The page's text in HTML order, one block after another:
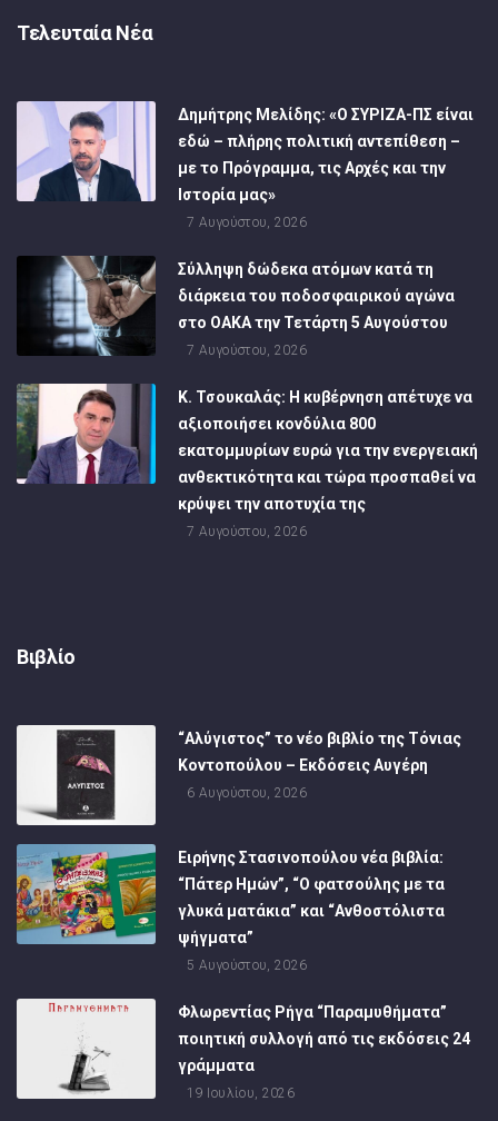
Τελευταία Νέα
Δημήτρης Μελίδης: «Ο ΣΥΡΙΖΑ-ΠΣ είναι
εδώ – πλήρης πολιτική αντεπίθεση –
με το Πρόγραμμα, τις Αρχές και την
Ιστορία μας»
7 Αυγούστου, 2026
Σύλληψη δώδεκα ατόμων κατά τη
διάρκεια του ποδοσφαιρικού αγώνα
στο ΟΑΚΑ την Τετάρτη 5 Αυγούστου
7 Αυγούστου, 2026
Κ. Τσουκαλάς: Η κυβέρνηση απέτυχε να
αξιοποιήσει κονδύλια 800
εκατομμυρίων ευρώ για την ενεργειακή
ανθεκτικότητα και τώρα προσπαθεί να
κρύψει την αποτυχία της
7 Αυγούστου, 2026
Βιβλίο
“Αλύγιστος” το νέο βιβλίο της Τόνιας
Κοντοπούλου – Εκδόσεις Αυγέρη
6 Αυγούστου, 2026
Ειρήνης Στασινοπούλου νέα βιβλία:
“Πάτερ Ημών”, “Ο φατσούλης με τα
γλυκά ματάκια” και “Ανθοστόλιστα
ψήγματα”
5 Αυγούστου, 2026
Φλωρεντίας Ρήγα “Παραμυθήματα”
ποιητική συλλογή από τις εκδόσεις 24
γράμματα
19 Ιουλίου, 2026